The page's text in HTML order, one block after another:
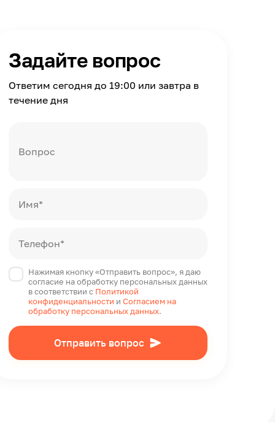
Задайте вопрос
Ответим сегодня до 19:00 или завтра в
течение дня
Вопрос
Имя*
Телефон*
Нажимая кнопку «Отправить вопрос», я даю
согласие на обработку персональных данных
в соответствии с Политикой
конфиденциальности и Согласием на
обработку персональных данных.
Отправить вопрос